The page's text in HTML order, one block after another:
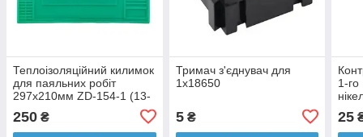
Теплоізоляційний килимок
для паяльних робіт
297х210мм ZD-154-1 (13-
250 ₴
Тримач з'єднувач для
1х18650
5₴
1-
25